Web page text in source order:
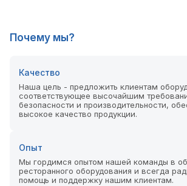
Почему мы?
Качество
Наша цель - предложить клиентам
соответствующее высочайшим
безопасности и производительности,
высокое качество продукции.
Опыт
Мы гордимся опытом нашей команды в
ресторанного оборудования и всегда
помощь и поддержку нашим клиентам.